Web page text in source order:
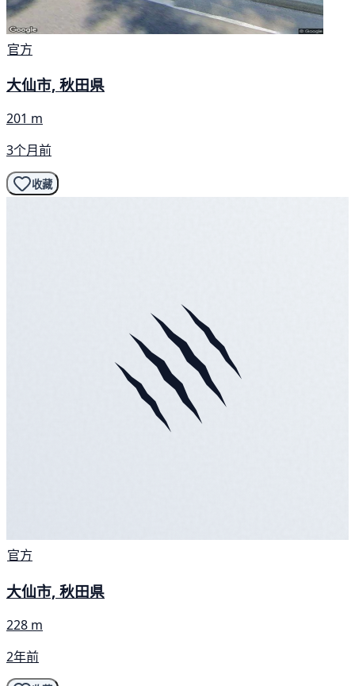
官方
大仙市, 秋田県
201 m
3个月前
收藏
官方
大仙市, 秋田県
228 m
2年前